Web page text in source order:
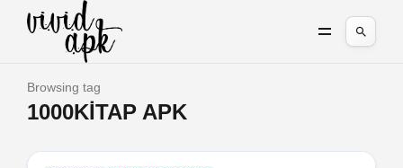
Browsing tag
1000KITAP APK